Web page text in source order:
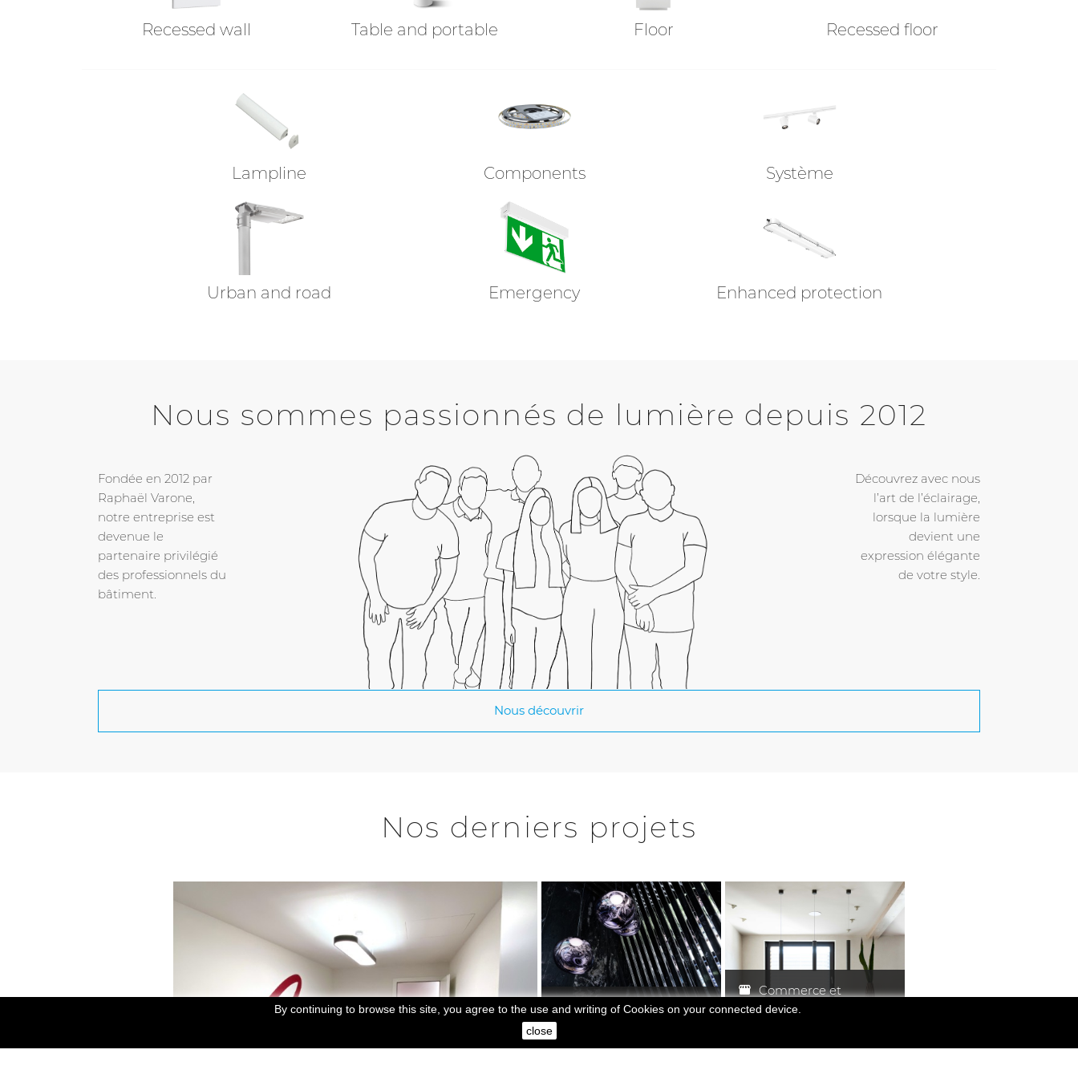
Recessed wall Table and portable Floor Recessed floor
Lampline Components Système
Urban and road Emergency Enhanced protection
Nous sommes passionnés de lumière depuis 2012
Fondée en 2012 par
Raphaël Varone,
notre entreprise est
devenue le
partenaire privilégié
des professionnels du
bâtiment.
Découvrez avec nous
l’art de l’éclairage,
lorsque la lumière
devient une
expression élégante
de votre style.
Nous découvrir
Nos derniers projets
Office
Banque Raiffeisen
Commerce et
présentation
By continuing to browse this site, you agree to the use and writing of Cookies on your connected device.
close